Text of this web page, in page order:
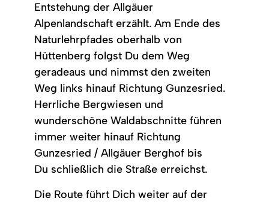
Entstehung der Allgäuer
Alpenlandschaft erzählt. Am Ende des
Naturlehrpfades oberhalb von
Hüttenberg folgst Du dem Weg
geradeaus und nimmst den zweiten
Weg links hinauf Richtung Gunzesried.
Herrliche Bergwiesen und
wunderschöne Waldabschnitte führen
immer weiter hinauf Richtung
Gunzesried / Allgäuer Berghof bis
Du schließlich die Straße erreichst.
Die Route führt Dich weiter auf der